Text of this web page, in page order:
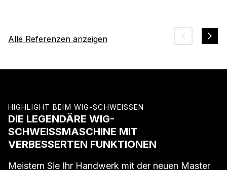
Alle Referenzen anzeigen
DIE LEGENDÄRE WIG-
SCHWEISSMASCHINE MIT V
ERBESSERTEN FUNKTIONEN
HIGHLIGHT BEIM WIG-SCHWEISSEN
Meistern Sie Ihr Handwerk mit der neuen Master